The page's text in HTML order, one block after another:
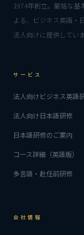
1974年創立。厳格な基
よる、ビジネス英語・
法人向けに提供していま
サービス
法人向けビジネス英語
法人向け日本語研修
日本語研修のご案内
コース詳細（英語版）
多言語・赴任前研修
会社情報